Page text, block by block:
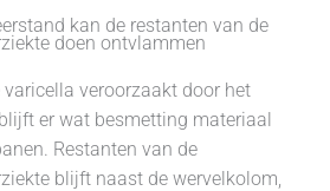
kan de restanten van de
doen ontvlammen
varicella veroorzaakt door het
er wat besmetting materiaal
Restanten van de
blijft naast de wervelkolom,